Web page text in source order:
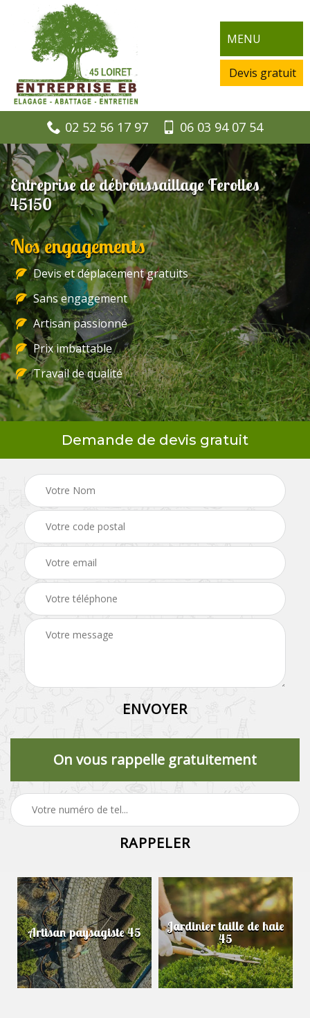
MENU
Devis gratuit
02 52 56 17 97 06 03 94 07 54
Entreprise de débroussaillage Ferolles
45150
Nos engagements
Devis et déplacement gratuits
Sans engagement
Artisan passionné
Prix imbattable
Travail de qualité
Demande de devis gratuit
On vous rappelle gratuitement
Artisan paysagiste 45 Jardinier taille de haie
45